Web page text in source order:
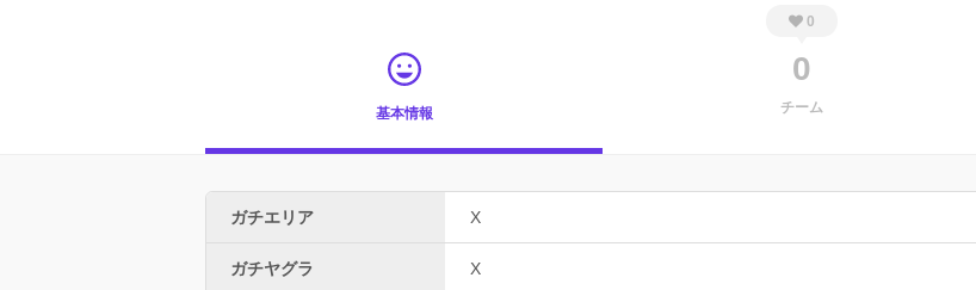
基本情報
0
0
チーム
ガチエリア X
ガチヤグラ X